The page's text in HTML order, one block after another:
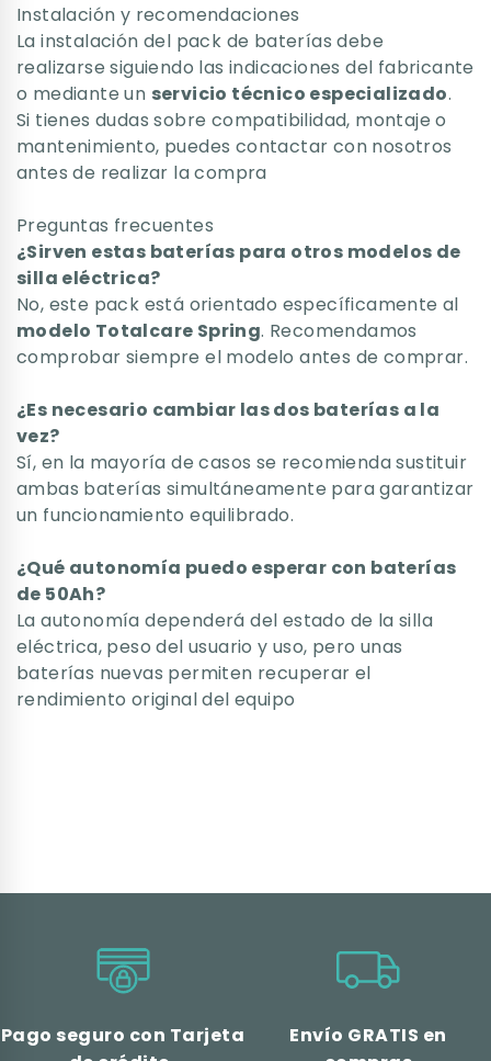
Instalación y recomendaciones
La instalación del pack de baterías debe
realizarse siguiendo las indicaciones del fabricante
o mediante un servicio técnico especializado.
Si tienes dudas sobre compatibilidad, montaje o
mantenimiento, puedes contactar con nosotros
antes de realizar la compra
Preguntas frecuentes
¿Sirven estas baterías para otros modelos de
silla eléctrica?
No, este pack está orientado específicamente al
modelo Totalcare Spring. Recomendamos
comprobar siempre el modelo antes de comprar.
¿Es necesario cambiar las dos baterías a la
vez?
Sí, en la mayoría de casos se recomienda sustituir
ambas baterías simultáneamente para garantizar
un funcionamiento equilibrado.
¿Qué autonomía puedo esperar con baterías
de 50Ah?
La autonomía dependerá del estado de la silla
eléctrica, peso del usuario y uso, pero unas
baterías nuevas permiten recuperar el
rendimiento original del equipo
Pago seguro con Tarjeta
Envío GRATIS en